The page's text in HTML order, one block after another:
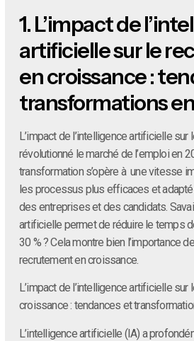
1.L’impact de
artificielle sur le
en croissance :
transformations
L’impact de l’intelligence artificielle sur
révolutionné le marché de l’emploi en
transformation s’opère à une vitesse
les processus plus efficaces et
des entreprises et des candidats.
artificielle permet de réduire le temps
30 % ? Cela montre bien l’importance
recrutement en croissance.
L’impact de l’intelligence artificielle sur
croissance : tendances et
L’intelligence artificielle (IA) a